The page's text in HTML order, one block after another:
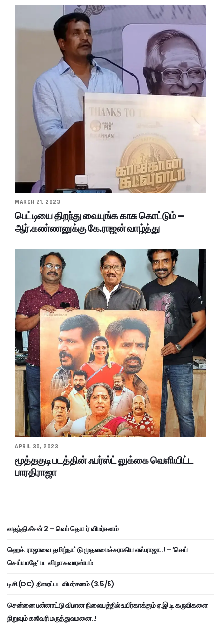
MARCH 21, 2023
பெட்டியை திறந்து வையுங்க காசு கொட்டும் –
ஆர்.கண்ணனுக்கு கே.ராஜன் வாழ்த்து
APRIL 30, 2023
மூத்தகுடி படத்தின் ஃபர்ஸ்ட் லுக்கை வெளியிட்ட
பாரதிராஜா
வதந்தி சீசன் 2 – வெப் தொடர் விமர்சனம்
ஹெச். ராஜாவை தமிழ்நாட்டு முதலமைச்சராகிய எஸ்.ராஜா..! – ‘செய்
செய்யாதே’ பட விழா சுவாரஸ்யம்
டிசி (DC) திரைப்பட விமர்சனம் (3.5/5)
சென்னை பன்னாட்டு விமான நிலையத்தில் உயிர்காக்கும் ஏ.இ.டி கருவிகளை
நிறுவும் காவேரி மருத்துவமனை..!